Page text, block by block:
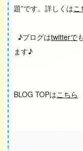
題”です。詳しくはこ
♪ブログはtwitterで
ます♪
BLOG TOPはこちら